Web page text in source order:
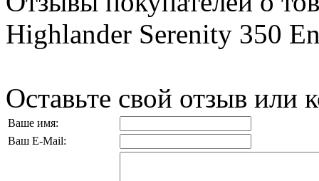
Highlander Serenity 350
Оставьте свой отзыв или
Ваше имя:
Ваш E-Mail: